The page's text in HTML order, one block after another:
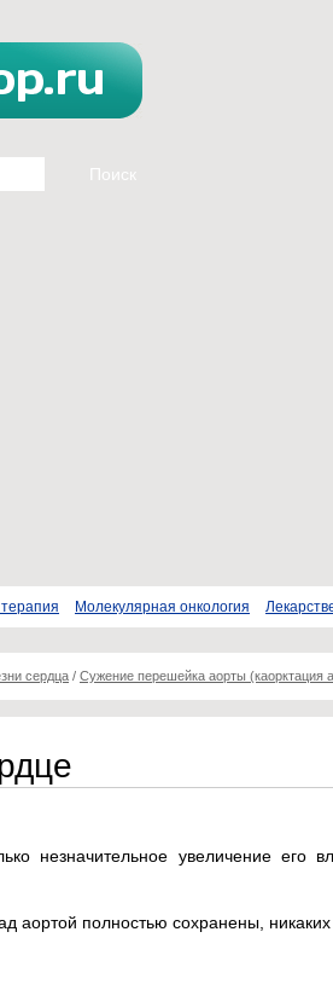
Молекулярная онкология
сердца / Сужение перешейка аорты (каорктация
незначительное увеличение его
аортой полностью сохранены,